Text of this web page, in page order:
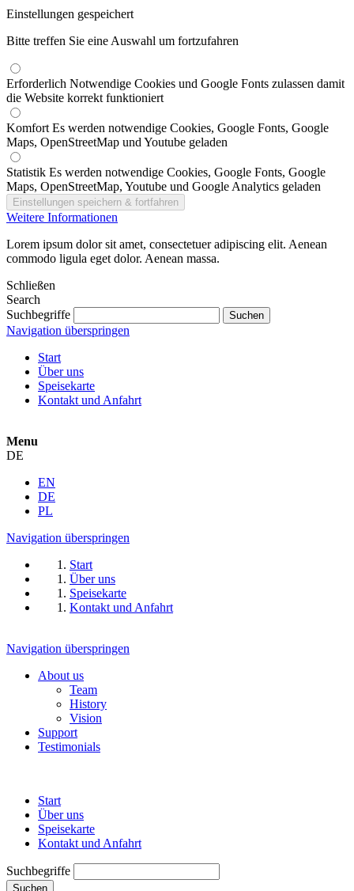
Einstellungen gespeichert
Bitte treffen Sie eine Auswahl um fortzufahren
Erforderlich Notwendige Cookies und Google Fonts zulassen damit
die Website korrekt funktioniert
KomfortEs werden notwendige Cookies, Google Fonts, Google
Maps, OpenStreetMap und Youtube geladen
Statistik Es werden notwendige Cookies, Google Fonts, Google
Maps, OpenStreetMap, Youtube und Google Analytics geladen
Weitere Informationen
Lorem ipsum dolor sit amet, consectetuer adipiscing elit. Aenean
commodo ligula eget dolor. Aenean massa.
Schließen
Search
Suchbegriffe
Navigation überspringen
Start
Über uns
Speisekarte
Kontakt und Anfahrt
Menu
DE
EN
DE
PL
Navigation überspringen
Start
Über uns
Speisekarte
Kontakt und Anfahrt
Navigation überspringen
About us
Team
History
Vision
Support
Testimonials
Start
Über uns
Speisekarte
Kontakt und Anfahrt
Suchbegriffe
Suchen